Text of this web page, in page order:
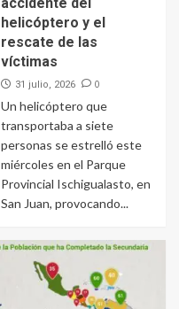
helicóptero y el
rescate de las
víctimas
31 julio, 2026 0
Un helicóptero que
transportaba a siete
personas se estrelló este
miércoles en el Parque
Provincial Ischigualasto, en
San Juan, provocando...